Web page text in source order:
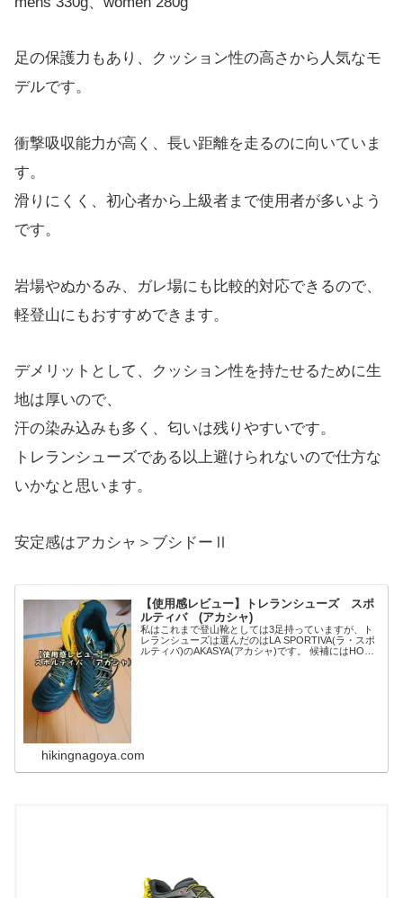
足の保護力もあり、クッション性の高さから人気なモ
デルです。
衝撃吸収能力が高く、長い距離を走るのに向いていま
す。
滑りにくく、初心者から上級者まで使用者が多いよう
です。
岩場やぬかるみ、ガレ場にも比較的対応できるので、
軽登山にもおすすめできます。
デメリットとして、クッション性を持たせるために生
地は厚いので、
汗の染み込みも多く、匂いは残りやすいです。
トレランシューズである以上避けられないので仕方な
いかなと思います。
安定感はアカシャ＞ブシドーⅡ
【使用感レビュー】トレランシューズ スポ
ルティバ (アカシャ)
私はこれまで登山靴としては3足持っていますが、ト
レランシューズは選んだのはLA SPORTIVA(ラ・スポ
ルティバ)のAKASYA(アカシャ)です。 候補にはHOKA
hikingnagoya.com